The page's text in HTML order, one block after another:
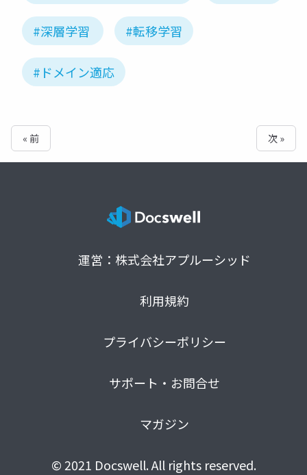
#深層学習 #転移学習
#ドメイン適応
« 前 次 »
運営：株式会社アプルーシッド
利用規約
プライバシーポリシー
サポート・お問合せ
マガジン
© 2021 Docswell. All rights reserved.